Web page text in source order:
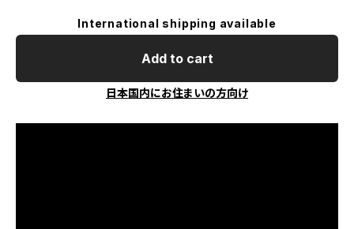
International shipping available
Add to cart
日本国内にお住まいの方向け